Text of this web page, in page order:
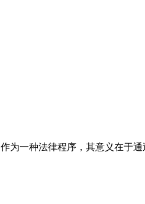
为一种法律程序，其意义在于